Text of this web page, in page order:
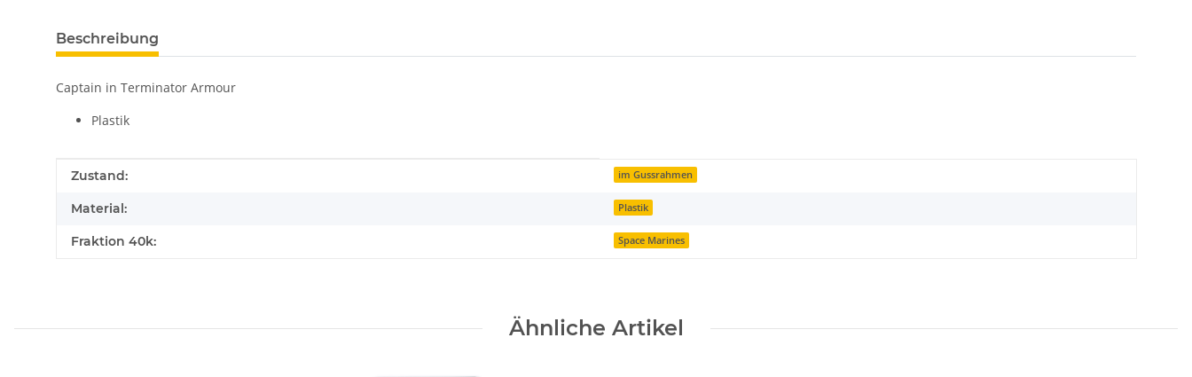
Beschreibung
Captain in Terminator Armour
Plastik
Produkteigenschaft
Wert
Zustand: im Gussrahmen
Material: Plastik
Fraktion 40k: Space Marines
Ähnliche Artikel